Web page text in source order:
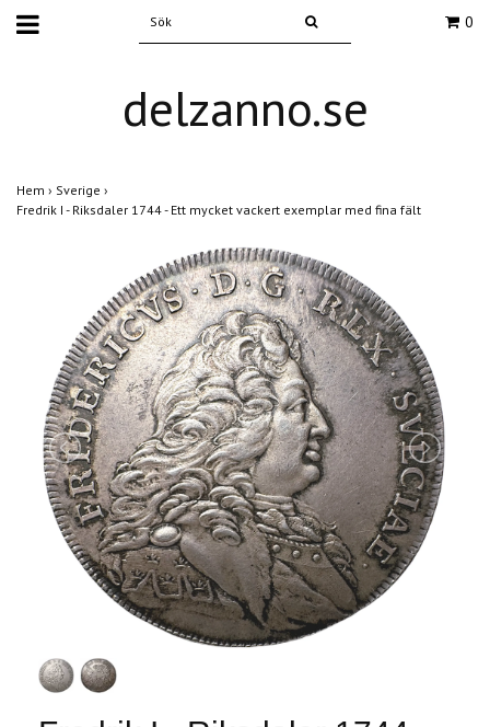
0
delzanno.se
Hem › Sverige ›
Fredrik I - Riksdaler 1744 - Ett mycket vackert exemplar med fina fält